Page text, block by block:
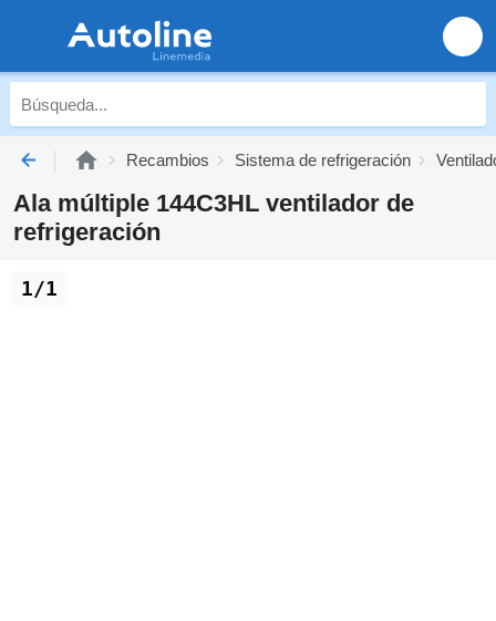
Recambios Sistema de refrigeración
Ala múltiple 144C3HL ventilador de
refrigeración
1/1